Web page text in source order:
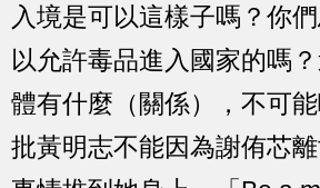
入境是可以這樣子嗎？你
以允許毒品進入國家的嗎
體有什麼（關係），不可
批黃明志不能因為謝侑芯